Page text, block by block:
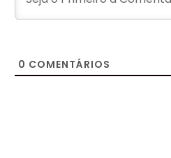
0 COMENTÁRIOS